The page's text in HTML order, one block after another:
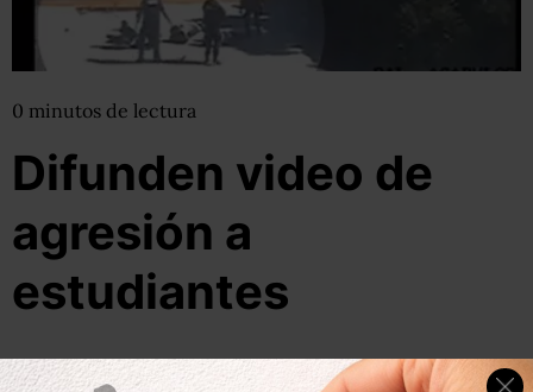
0 minutos de lectura
Difunden video de
agresión a
estudiantes
14 de diciembre, 2011 Por: pluna